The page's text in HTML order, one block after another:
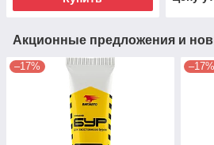
Акционные предложения и
–17% –17%